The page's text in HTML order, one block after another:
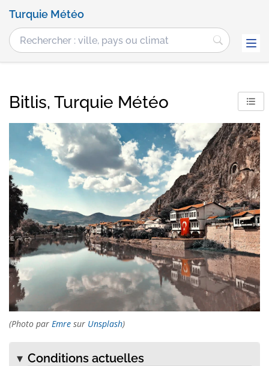
Turquie Météo
Bitlis, Turquie Météo
(Photo par Emre sur Unsplash)
Conditions actuelles